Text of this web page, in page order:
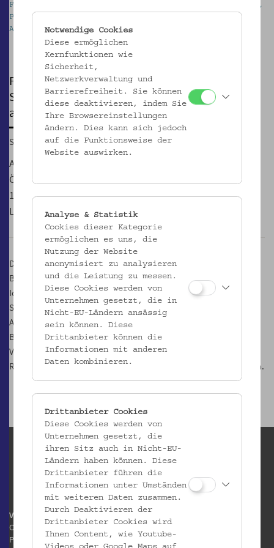
Pause
Freddie mit seiner Mutter und ihrem Lebensgefährten,
Paris, ca. 1953 Foto: Sammlung Lost in
Administration
FÜHRUNG DURCH DIE AUSSTELLUNG:
SchwarzÖsterreich. Die Kinder
afroamerikanischer Besatzungssoldaten
So, 22.05.2016, 15:00
Adoptiert, geblieben, verspottet – wer als Kind einer
Österreicherin und eines afroamerikanischen GIs zwischen
1945 und 1955 zur Welt kam, hatte einen schweren Start ins
Leben.
Die oftmals vergessenen Geschichten dieser sogenannten
Besatzungskinder treten jetzt ans Tageslicht und offenbaren
Identitätsfragen, Ungerechtigkeiten der Behörden und enorme
Stärke im Umgang mit der Nachkriegsgesellschaft. In der
Ausstellung „SchwarzÖsterreich. Die Kinder afroamerikanischer
Besatzungssoldaten“, die bis zum 21. August im
Volkskundemuseum Wien läuft, lassen die Kuratoren Philipp
Rohrbach, Niko Wahl und Tal Adler die Kinder von damals erzählen.
Volkskundemuseum Wien
Otto Wagner Areal
Pavillon 1
Notwendige Cookies
Diese ermöglichen
Kernfunktionen wie
Sicherheit,
Netzwerkverwaltung und
Barrierefreiheit. Sie können
diese deaktivieren, indem Sie
Ihre Browsereinstellungen
ändern. Dies kann sich jedoch
auf die Funktionsweise der
Website auswirken.
Analyse & Statistik
Cookies dieser Kategorie
ermöglichen es uns, die
Nutzung der Website
anonymisiert zu analysieren
und die Leistung zu messen.
Diese Cookies werden von
Unternehmen gesetzt, die in
Nicht-EU-Ländern ansässig
sein können. Diese
Drittanbieter können die
Informationen mit anderen
Daten kombinieren.
Drittanbieter Cookies
Diese Cookies werden von
Unternehmen gesetzt, die
ihren Sitz auch in Nicht-EU-
Ländern haben können. Diese
Drittanbieter führen die
Informationen unter Umständen
mit weiteren Daten zusammen.
Durch Deaktivieren der
Drittanbieter Cookies wird
Ihnen Content, wie Youtube-